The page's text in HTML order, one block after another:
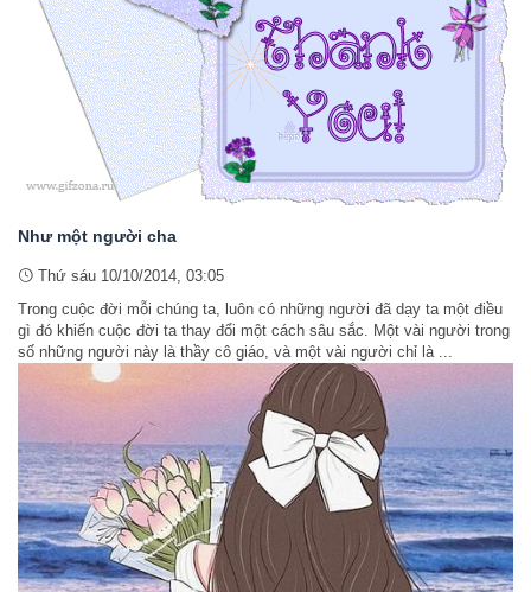
Như một người cha
Thứ sáu 10/10/2014, 03:05
Trong cuộc đời mỗi chúng ta, luôn có những người đã dạy ta một điều
gì đó khiến cuộc đời ta thay đổi một cách sâu sắc. Một vài người trong
số những người này là thầy cô giáo, và một vài người chỉ là ...